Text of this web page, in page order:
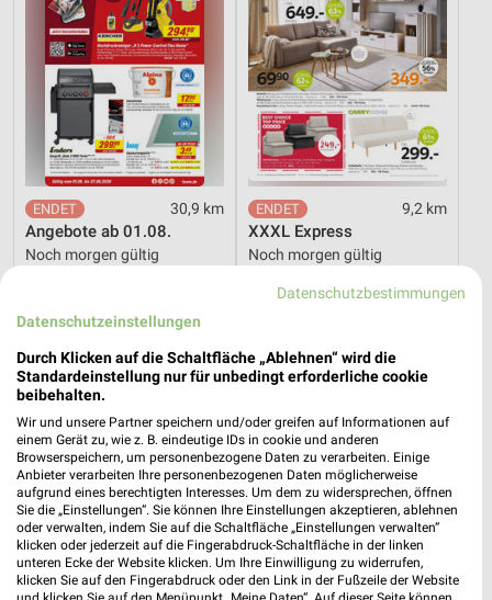
30,9 km
Angebote ab 01.08.
Noch morgen gültig
9,2 km
XXXL Express
Noch morgen gültig
Opti Wohnwelt
Datenschutzbestimmungen
Datenschutzeinstellungen
Durch Klicken auf die Schaltfläche „Ablehnen“ wird die
Standardeinstellung nur für unbedingt erforderliche cookie
beibehalten.
Wir und unsere Partner speichern und/oder greifen auf Informationen auf
einem Gerät zu, wie z. B. eindeutige IDs in cookie und anderen
Browserspeichern, um personenbezogene Daten zu verarbeiten. Einige
Anbieter verarbeiten Ihre personenbezogenen Daten möglicherweise
aufgrund eines berechtigten Interesses. Um dem zu widersprechen, öffnen
Sie die „Einstellungen“. Sie können Ihre Einstellungen akzeptieren, ablehnen
oder verwalten, indem Sie auf die Schaltfläche „Einstellungen verwalten“
klicken oder jederzeit auf die Fingerabdruck-Schaltfläche in der linken
unteren Ecke der Website klicken. Um Ihre Einwilligung zu widerrufen,
klicken Sie auf den Fingerabdruck oder den Link in der Fußzeile der Website